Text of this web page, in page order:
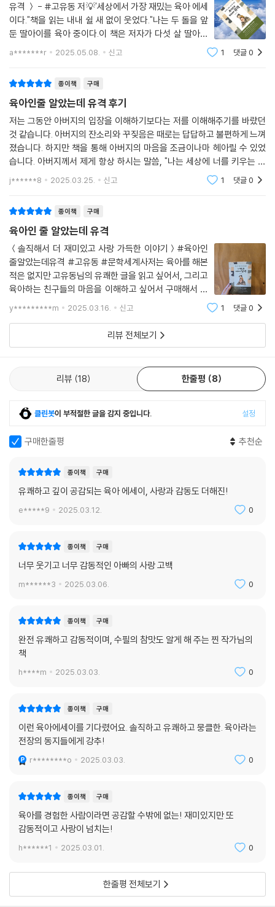
유격 ＞ - #고유동 저💡'세상에서 가장 재밌는 육아 에세
이다."책을 읽는 내내 쉴 새 없이 웃었다."나는 두 돌을 앞
둔 딸아이를 육아 중이다.이 책은 저자가 다섯 살 딸아이
를 육아하며느낀 감정을 고스란히 담았다. 그래서 더욱 잘
a*******r 2025.05.08. 신고 1 댓글0
종이책 구매
육아인줄 알았는데 유격 후기
저는 그동안 아버지의 입장을 이해하기보다는 저를 이해해주기를 바랐던
것 같습니다. 아버지의 잔소리와 꾸짖음은 때로는 답답하고 불편하게 느껴
졌습니다. 하지만 책을 통해 아버지의 마음을 조금이나마 헤아릴 수 있었
습니다. 아버지께서 제게 항상 하시는 말씀, "나는 세상에 너를 키우는 기
쁨이 컸다. 진급보다 더 좋더라" 라는 말은 단순한 지나가는 말씀이 아닌 사
랑이 담긴 진심
j******8 2025.03.25. 신고 1 댓글0
종이책 구매
육아인 줄 알았는데 유격
＜솔직해서 더 재미있고 사랑 가득한 이야기＞#육아인
줄알았는데유격 #고유동 #문학세계사저는 육아를 해본
적은 없지만 고유동님의 유쾌한 글을 읽고 싶어서, 그리고
육아하는 친구들의 마음을 이해하고 싶어서 구매해서 읽
어본 책입니다!읽는 동안 정말 많이 웃었는데, 뭔가 계속
마음이 찡해지는 부분들이 많더라고요.. 이전에 접했던 다
른 육아에 관한 이야기들은 아무래도 좋은 부분
y*********m 2025.03.16. 신고 1 댓글0
리뷰 전체보기
리뷰 18 한줄평 8
클린봇이 부적절한 글을 감지 중입니다. 설정
구매한줄평 추천순
종이책 구매
유쾌하고 깊이 공감되는 육아 에세이, 사랑과 감동도 더해진!
e*****9 2025.03.12. 0
종이책 구매
너무 웃기고 너무 감동적인 아빠의 사랑 고백
m******3 2025.03.06. 0
종이책 구매
완전 유쾌하고 감동적이며, 수필의 참맛도 알게 해 주는 찐 작가님의
책
h****m 2025.03.03. 0
종이책 구매
이런 육아에세이를 기다렸어요. 솔직하고 유쾌하고 뭉클한. 육아라는
전장의 동지들에게 강추!
r********o 2025.03.03. 0
종이책 구매
육아를 경험한 사람이라면 공감할 수밖에 없는! 재미있지만 또
감동적이고 사랑이 넘치는!
h******1 2025.03.01. 0
한줄평 전체보기